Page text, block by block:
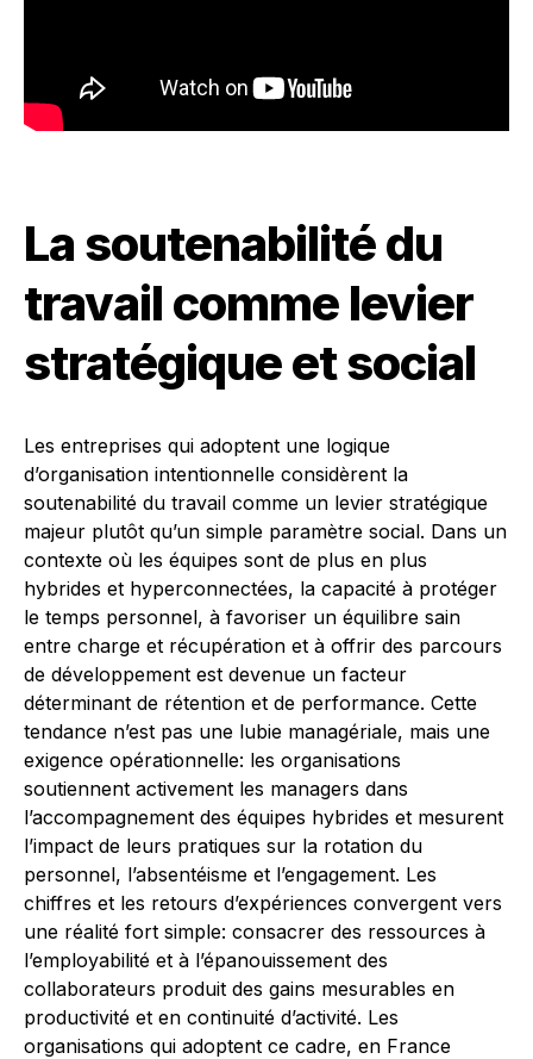
La soutenabilité du
travail comme levier
stratégique et social
Les entreprises qui adoptent une logique
d’organisation intentionnelle considèrent la
soutenabilité du travail comme un levier stratégique
majeur plutôt qu’un simple paramètre social. Dans un
contexte où les équipes sont de plus en plus
hybrides et hyperconnectées, la capacité à protéger
le temps personnel, à favoriser un équilibre sain
entre charge et récupération et à offrir des parcours
de développement est devenue un facteur
déterminant de rétention et de performance. Cette
tendance n’est pas une lubie managériale, mais une
exigence opérationnelle: les organisations
soutiennent activement les managers dans
l’accompagnement des équipes hybrides et mesurent
l’impact de leurs pratiques sur la rotation du
personnel, l’absentéisme et l’engagement. Les
chiffres et les retours d’expériences convergent vers
une réalité fort simple: consacrer des ressources à
l’employabilité et à l’épanouissement des
collaborateurs produit des gains mesurables en
productivité et en continuité d’activité. Les
organisations qui adoptent ce cadre, en France